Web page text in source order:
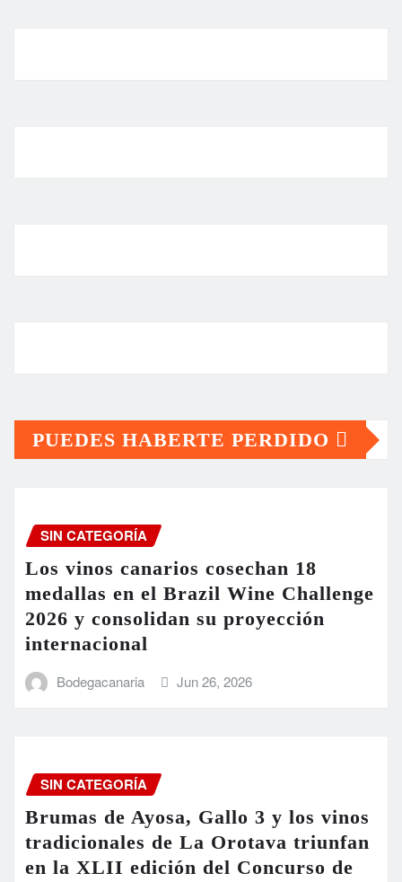
PUEDES HABERTE PERDIDO
SIN CATEGORÍA
Los vinos canarios cosechan 18
medallas en el Brazil Wine Challenge
2026 y consolidan su proyección
internacional
Bodegacanaria Jun 26, 2026
SIN CATEGORÍA
Brumas de Ayosa, Gallo 3 y los vinos
tradicionales de La Orotava triunfan
en la XLII edición del Concurso de